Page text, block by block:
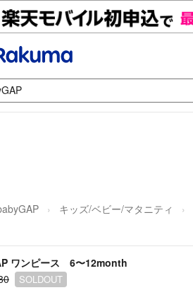
キッズ/ベビー/マタニティ
ワンピース 6〜12month
SOLDOUT